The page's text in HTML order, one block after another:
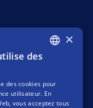
FRENCH
×
des
des cookies pour
utilisateur. En
vous acceptez tous